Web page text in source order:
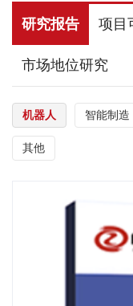
研究报告 项目
市场地位研究
机器人 智能制造
其他